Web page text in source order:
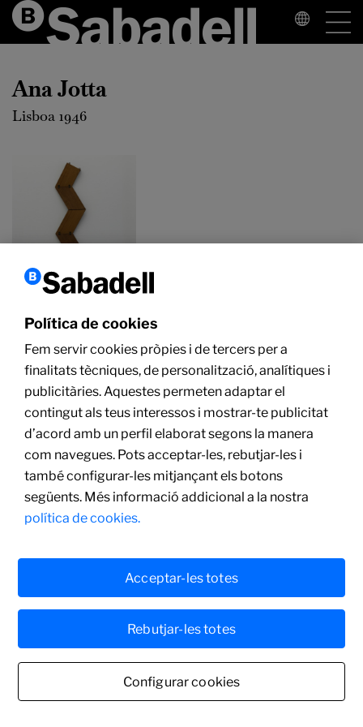
Ana Jotta
Lisboa 1946
Ana Jotta
Exit C,1980
260 × 40 × 8 cm
Política de cookies
Fem servir cookies pròpies i de tercers per a
finalitats tècniques, de personalització, analítiques i
publicitàries. Aquestes permeten adaptar el
contingut als teus interessos i mostrar-te publicitat
d’acord amb un perfil elaborat segons la manera
com navegues. Pots acceptar-les, rebutjar-les i
també configurar-les mitjançant els botons
següents. Més informació addicional a la nostra
política de cookies.
Configurar cookies
Rebutjar-les totes
Acceptar-les totes